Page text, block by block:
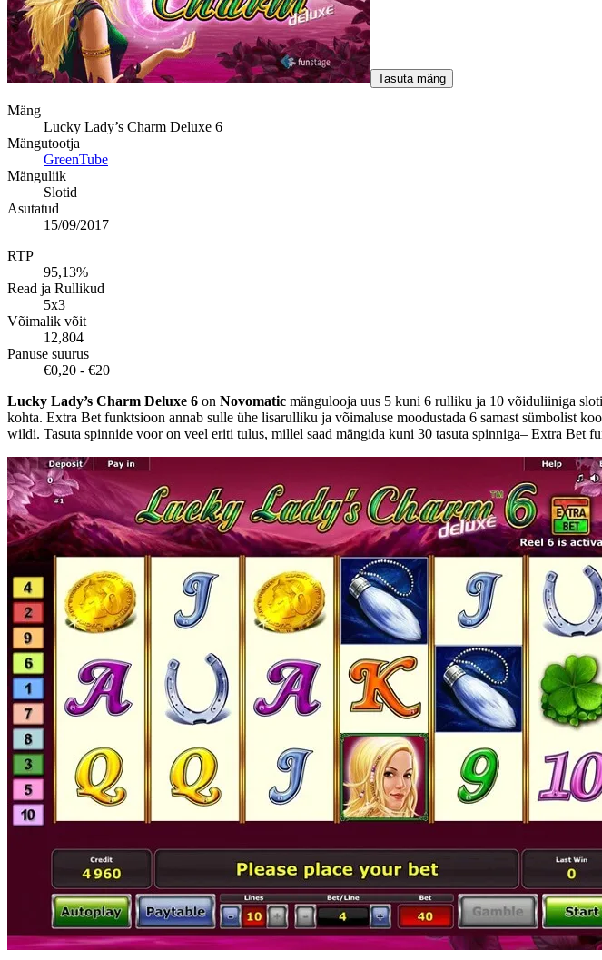
Tasuta mäng
Mäng
Lucky Lady’s Charm Deluxe 6
Mängutootja
GreenTube
Mänguliik
Slotid
Asutatud
15/09/2017
RTP
95,13%
Read ja Rullikud
5x3
Võimalik võit
12,804
Panuse suurus
€0,20 - €20
Lucky Lady’s Charm Deluxe 6 on Novomatic mängulooja uus 5 kuni 6 rulliku ja 10 võiduliiniga
kohta. Extra Bet funktsioon annab sulle ühe lisarulliku ja võimaluse moodustada 6 samast sümbolist
wildi. Tasuta spinnide voor on veel eriti tulus, millel saad mängida kuni 30 tasuta spinniga– Extra Bet